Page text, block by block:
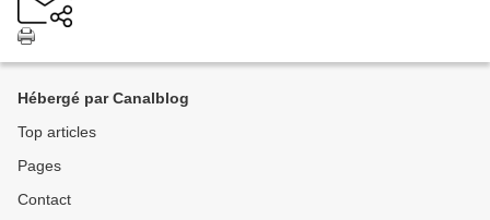
Hébergé par Canalblog
Top articles
Pages
Contact